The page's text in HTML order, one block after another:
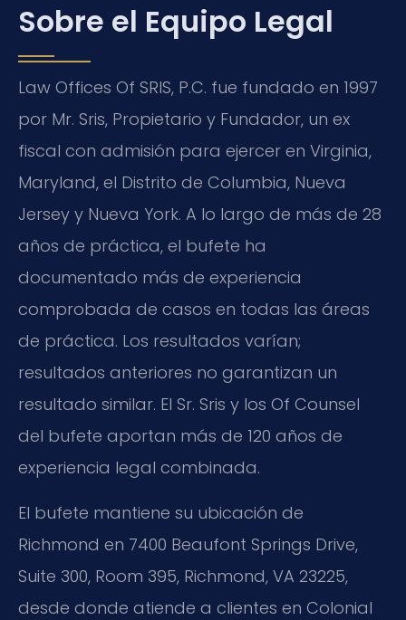
Sobre el Equipo Legal
Law Offices Of SRIS, P.C. fue fundado en 1997
por Mr. Sris, Propietario y Fundador, un ex
fiscal con admisión para ejercer en Virginia,
Maryland, el Distrito de Columbia, Nueva
Jersey y Nueva York. A lo largo de más de 28
años de práctica, el bufete ha
documentado más de experiencia
comprobada de casos en todas las áreas
de práctica. Los resultados varían;
resultados anteriores no garantizan un
resultado similar. El Sr. Sris y los Of Counsel
del bufete aportan más de 120 años de
experiencia legal combinada.
El bufete mantiene su ubicación de
Richmond en 7400 Beaufont Springs Drive,
Suite 300, Room 395, Richmond, VA 23225,
desde donde atiende a clientes en Colonial